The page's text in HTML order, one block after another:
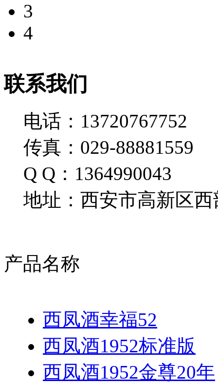
3
4
联系我们
电话：13720767752
传真：029-88881559
Q Q：1364990043
地址：西安市高新区西
产品名称
西凤酒幸福52
西凤酒1952标准版
西凤酒1952金尊20年